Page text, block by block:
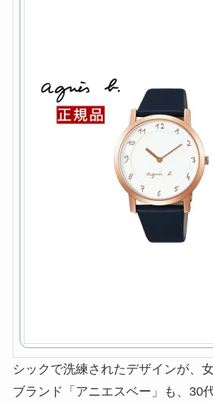
シックで洗練されたデザインが、
ブランド「アニエスベー」も、30